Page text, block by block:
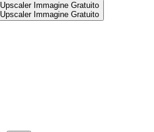
Upscaler Immagine Gratuito
Upscaler Immagine Gratuito